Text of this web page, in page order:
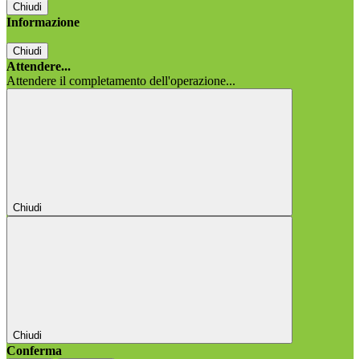
Chiudi
Informazione
Chiudi
Attendere...
Attendere il completamento dell'operazione...
Chiudi
Chiudi
Conferma